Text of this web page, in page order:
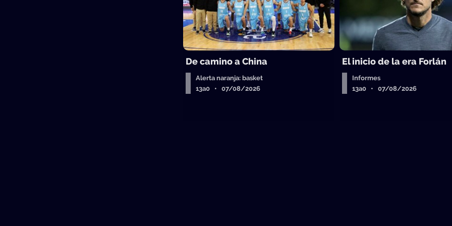
De camino a China
Alerta naranja: basket
13a0 • 07/08/2026
El inicio de la era Forlán
Informes
13a0 • 07/08/2026